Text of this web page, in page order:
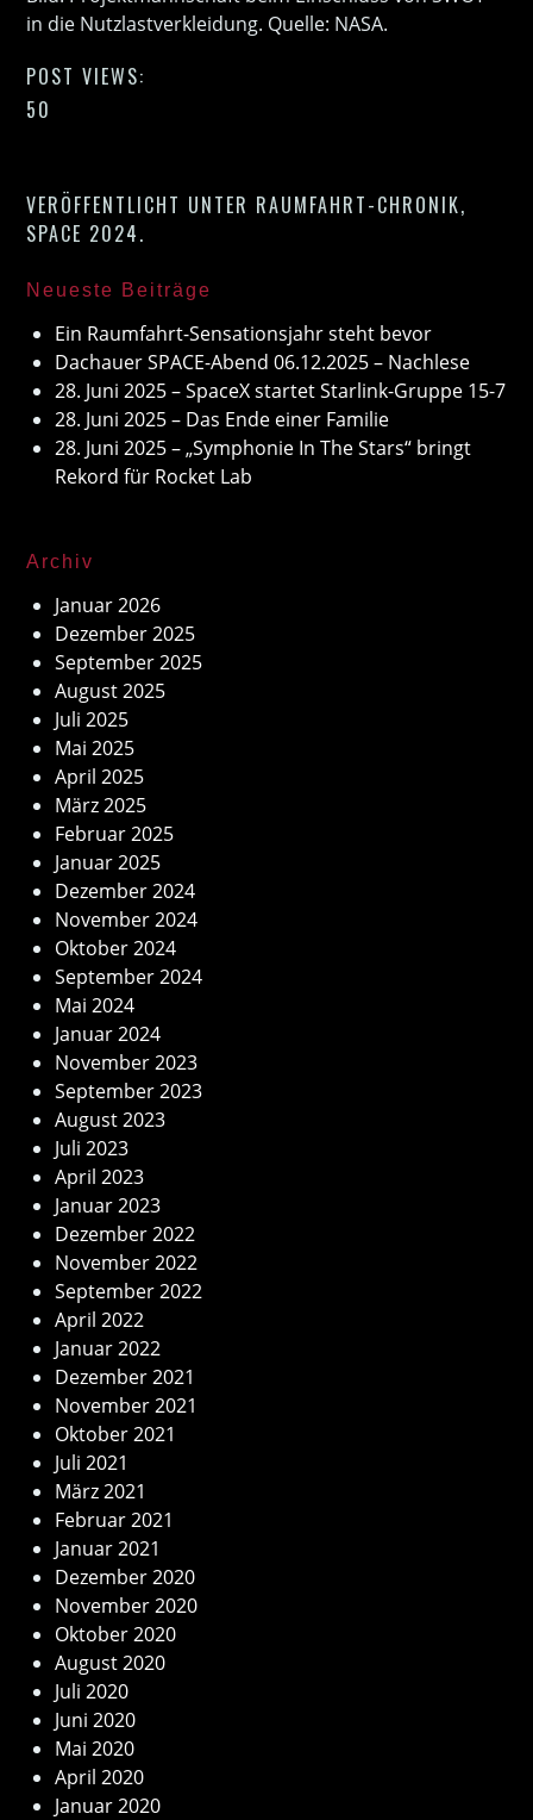
in die Nutzlastverkleidung. Quelle: NASA.
POST VIEWS:
50
VERÖFFENTLICHT UNTER RAUMFAHRT-CHRONIK,
SPACE 2024.
Neueste Beiträge
Ein Raumfahrt-Sensationsjahr steht bevor
Dachauer SPACE-Abend 06.12.2025 – Nachlese
28. Juni 2025 – SpaceX startet Starlink-Gruppe 15-7
28. Juni 2025 – Das Ende einer Familie
28. Juni 2025 – „Symphonie In The Stars“ bringt
Rekord für Rocket Lab
Archiv
Januar 2026
Dezember 2025
September 2025
August 2025
Juli 2025
Mai 2025
April 2025
März 2025
Februar 2025
Januar 2025
Dezember 2024
November 2024
Oktober 2024
September 2024
Mai 2024
Januar 2024
November 2023
September 2023
August 2023
Juli 2023
April 2023
Januar 2023
Dezember 2022
November 2022
September 2022
April 2022
Januar 2022
Dezember 2021
November 2021
Oktober 2021
Juli 2021
März 2021
Februar 2021
Januar 2021
Dezember 2020
November 2020
Oktober 2020
August 2020
Juli 2020
Juni 2020
Mai 2020
April 2020
Januar 2020